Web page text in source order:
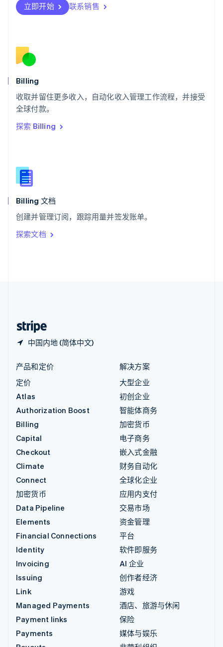
立即开始 联系销售
Billing
收取并留住更多收入，自动化收入管理工作流程，并接受
全球付款。
探索 Billing
Billing 文档
创建并管理订阅，跟踪用量并签发账单。
探索文档
中国内地 (简体中文)
瑞士
DeutschFrançais
English
斯洛文尼亚
泰国
ไทยEnglish
希腊
English
西班牙
新西兰
English
匈牙利
English
ItalianoEnglish
印度
English
产品和定价
定价
Atlas
Authorization Boost
Billing
Capital
Checkout
Climate
Connect
加密货币
Data Pipeline
Elements
Financial Connections
Identity
Invoicing
Issuing
Link
Managed Payments
Payment links
Payments
解决方案
大型企业
初创企业
智能体商务
加密货币
电子商务
嵌入式金融
财务自动化
全球化企业
应用内支付
交易市场
资金管理
平台
软件即服务
AI 企业
创作者经济
游戏
酒店、旅游与休闲
保险
媒体与娱乐